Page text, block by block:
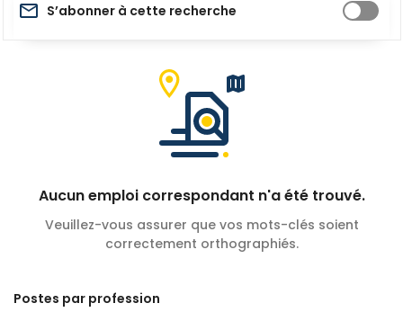
S’abonner à cette recherche
Aucun emploi correspondant n'a été trouvé.
Veuillez-vous assurer que vos mots-clés soient
correctement orthographiés.
Postes par profession